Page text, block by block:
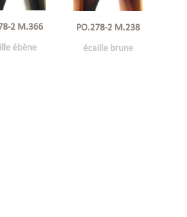
2 M.366
ébène
PO.278-2 M.238
écaille brune